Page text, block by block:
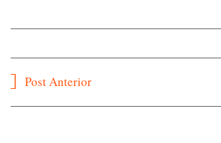
Navegación
Post Anterior